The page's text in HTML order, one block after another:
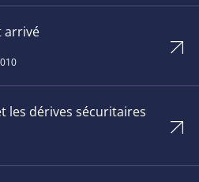
arrivé
les dérives sécuritaires